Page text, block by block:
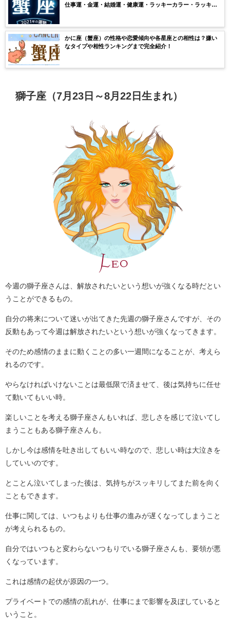
仕事運・金運・結婚運・健康運・ラッキーカラー・ラッキー
かに座（蟹座）の性格や恋愛傾向や各星座との相性は？嫌い
なタイプや相性ランキングまで完全紹介！
獅子座（7月23日～8月22日生まれ）
今週の獅子座さんは、解放されたいという想いが強くなる時だとい
うことができるもの。
自分の将来について迷いが出てきた先週の獅子座さんですが、その
反動もあって今週は解放されたいという想いが強くなってきます。
そのため感情のままに動くことの多い一週間になることが、考えら
れるのです。
やらなければいけないことは最低限で済ませて、後は気持ちに任せ
て動いてもいい時。
楽しいことを考える獅子座さんもいれば、悲しさを感じて泣いてし
まうこともある獅子座さんも。
しかし今は感情を吐き出してもいい時なので、悲しい時は大泣きを
していいのです。
とことん泣いてしまった後は、気持ちがスッキリしてまた前を向く
こともできます。
仕事に関しては、いつもよりも仕事の進みが遅くなってしまうこと
が考えられるもの。
自分ではいつもと変わらないつもりでいる獅子座さんも、要領が悪
くなっています。
これは感情の起伏が原因の一つ。
プライベートでの感情の乱れが、仕事にまで影響を及ぼしていると
いうこと。